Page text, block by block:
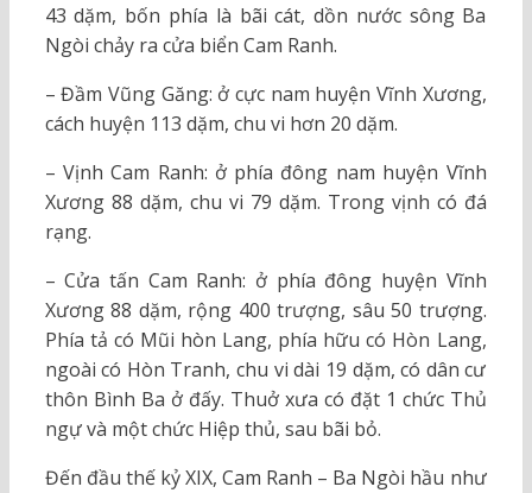
43 dặm, bốn phía là bãi cát, dồn nước sông Ba
Ngòi chảy ra cửa biển Cam Ranh.
– Đầm Vũng Găng: ở cực nam huyện Vĩnh Xương,
cách huyện 113 dặm, chu vi hơn 20 dặm.
– Vịnh Cam Ranh: ở phía đông nam huyện Vĩnh
Xương 88 dặm, chu vi 79 dặm. Trong vịnh có đá
rạng.
– Cửa tấn Cam Ranh: ở phía đông huyện Vĩnh
Xương 88 dặm, rộng 400 trượng, sâu 50 trượng.
Phía tả có Mũi hòn Lang, phía hữu có Hòn Lang,
ngoài có Hòn Tranh, chu vi dài 19 dặm, có dân cư
thôn Bình Ba ở đấy. Thuở xưa có đặt 1 chức Thủ
ngự và một chức Hiệp thủ, sau bãi bỏ.
Đến đầu thế kỷ XIX, Cam Ranh – Ba Ngòi hầu như